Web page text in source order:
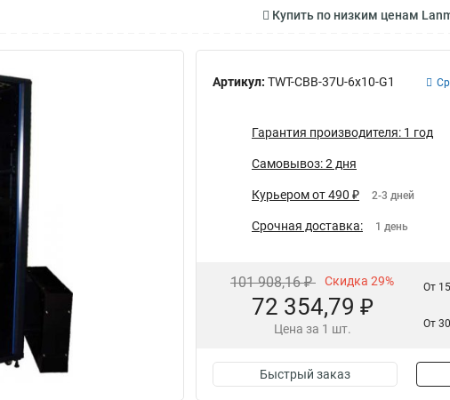
Купить по низким ценам
Артикул: TWT-CBB-37U-6x10-G1
Гарантия производителя: 1 год
Самовывоз: 2 дня
Курьером от 490 ₽ 2-3 дней
Срочная доставка: 1 день
101 908,16 ₽ Скидка 29%
72 354,79 ₽
Цена за 1 шт.
От
От
Быстрый заказ